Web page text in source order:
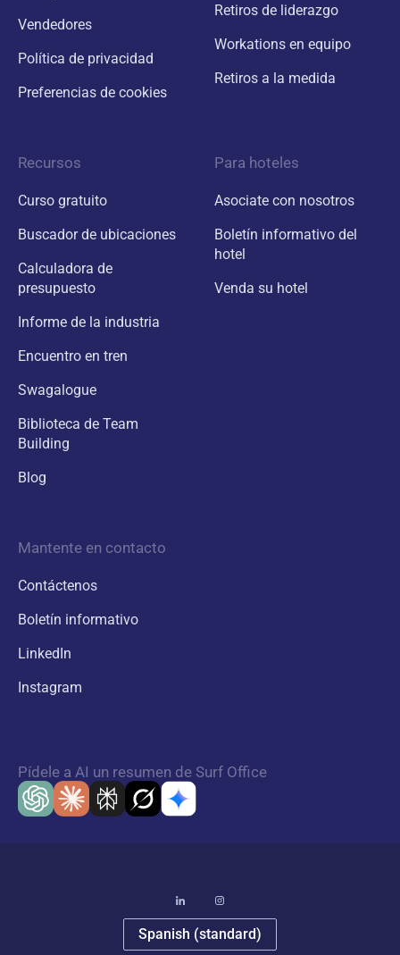
Vendedores
Política de privacidad
Preferencias de cookies
Retiros de liderazgo
Workations en equipo
Retiros a la medida
Recursos
Curso gratuito
Buscador de ubicaciones
Calculadora de
presupuesto
Informe de la industria
Encuentro en tren
Swagalogue
Biblioteca de Team
Building
Blog
Para hoteles
Asociate con nosotros
Boletín informativo del
hotel
Venda su hotel
Mantente en contacto
Contáctenos
Boletín informativo
LinkedIn
Instagram
Pídele a AI un resumen de Surf Office
Spanish (standard)